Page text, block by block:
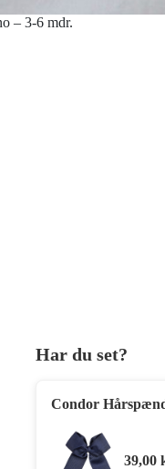
– 3-6 mdr.
Har du set?
Condor
39,00